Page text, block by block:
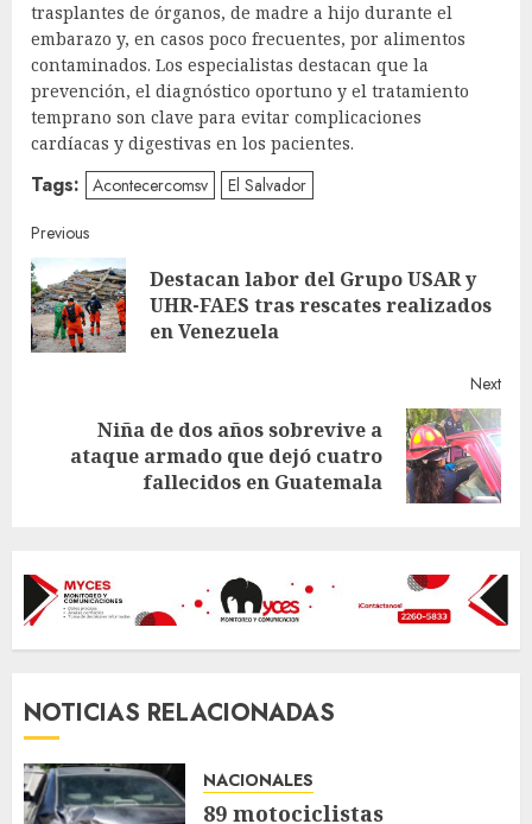
trasplantes de órganos, de madre a hijo durante el
embarazo y, en casos poco frecuentes, por alimentos
contaminados. Los especialistas destacan que la
prevención, el diagnóstico oportuno y el tratamiento
temprano son clave para evitar complicaciones
cardíacas y digestivas en los pacientes.
Tags: Acontecercomsv El Salvador
Continue
Reading
Previous
Destacan labor del Grupo USAR y
UHR-FAES tras rescates realizados
en Venezuela
Next
Niña de dos años sobrevive a
ataque armado que dejó cuatro
fallecidos en Guatemala
NOTICIAS RELACIONADAS
NACIONALES
89 motociclistas